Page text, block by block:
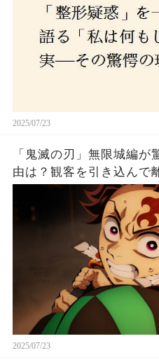
2025/07/23
「鬼滅の刃」無限城編
由は？観客を引き込んで
2025/07/23